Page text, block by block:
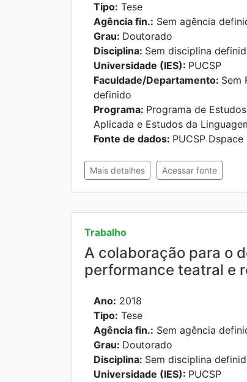
Tipo: Tese
Agência fin.: Sem agência
Grau: Doutorado
Disciplina: Sem disciplina
Universidade (IES): PUCSP
Faculdade/Departamento: Sem
definido
Programa: Programa de
Aplicada e Estudos da
Fonte de dados: PUCSP Dspace
Mais detalhes Acessar fonte
Trabalho
A colaboração para o
performance teatral e
Ano: 2018
Tipo: Tese
Agência fin.: Sem agência
Grau: Doutorado
Disciplina: Sem disciplina
Universidade (IES): PUCSP